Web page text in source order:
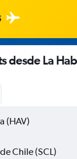
desde La
(HAV)
Chile (SCL)